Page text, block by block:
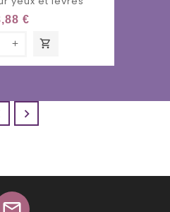
€
shopping_cart
